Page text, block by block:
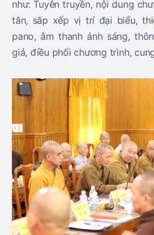
như: Tuyên truyền, nội dung
tân, sắp xếp vị trí đại biểu,
pano, âm thanh ánh sáng,
giả, điều phối chương trình,